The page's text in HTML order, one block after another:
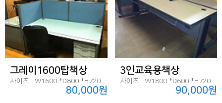
그레이1600탑책상
사이즈 : W1600 *D800 *H720
80,000원
3인교육용책상
사이즈 : W1800 *D600 *H720
90,000원